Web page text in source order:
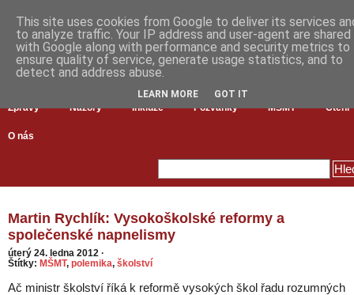
Zprávy Názory Inkluze Pozvánky MŠMT Čtení
O nás
Martin Rychlík: Vysokoškolské reformy a
společenské napnelismy
úterý 24. ledna 2012 ·
Štítky: MŠMT, polemika, školství
Ač ministr školství říká k reformě vysokých škol řadu rozumných
This site uses cookies from Google to deliver its services
to analyze traffic. Your IP address and user-agent are shared
with Google along with performance and security metrics to
ensure quality of service, generate usage statistics, and to
detect and address abuse.
LEARN MORE GOT IT